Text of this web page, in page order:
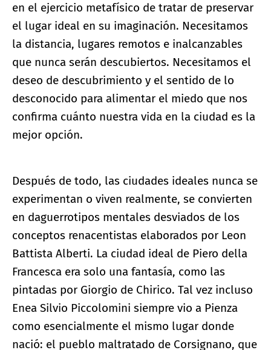
en el ejercicio metafísico de tratar de preservar
el lugar ideal en su imaginación. Necesitamos
la distancia, lugares remotos e inalcanzables
que nunca serán descubiertos. Necesitamos el
deseo de descubrimiento y el sentido de lo
desconocido para alimentar el miedo que nos
confirma cuánto nuestra vida en la ciudad es la
mejor opción.
Después de todo, las ciudades ideales nunca se
experimentan o viven realmente, se convierten
en daguerrotipos mentales desviados de los
conceptos renacentistas elaborados por Leon
Battista Alberti. La ciudad ideal de Piero della
Francesca era solo una fantasía, como las
pintadas por Giorgio de Chirico. Tal vez incluso
Enea Silvio Piccolomini siempre vio a Pienza
como esencialmente el mismo lugar donde
nació: el pueblo maltratado de Corsignano, que